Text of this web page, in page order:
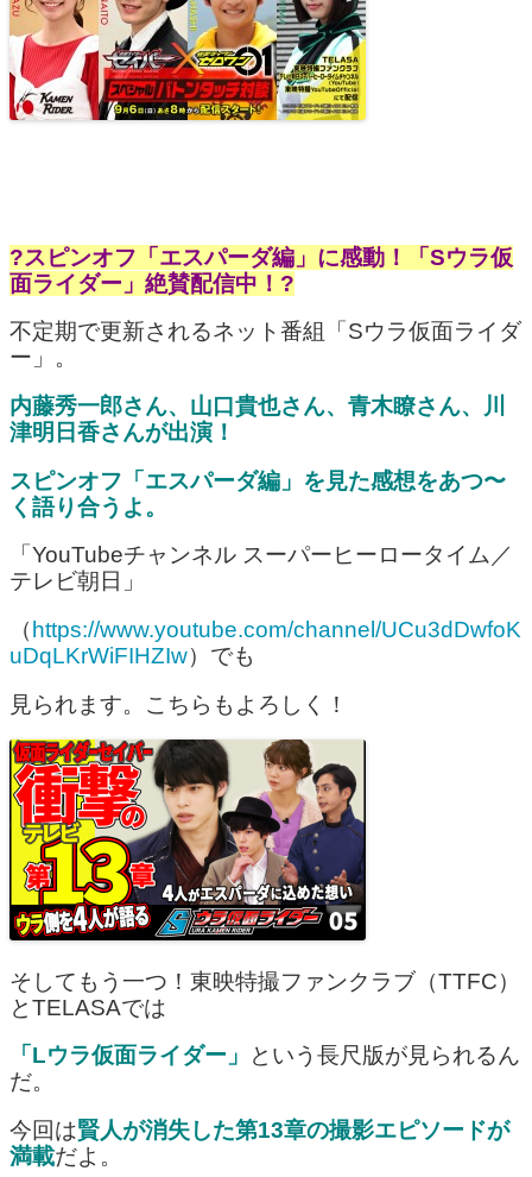
?スピンオフ「エスパーダ編」に感動！「Sウラ仮
面ライダー」絶賛配信中！?
不定期で更新されるネット番組「Sウラ仮面ライダ
ー」。
内藤秀一郎さん、山口貴也さん、青木瞭さん、川
津明日香さんが出演！
スピンオフ「エスパーダ編」を見た感想をあつ〜
く語り合うよ。
「YouTubeチャンネル スーパーヒーロータイム／
テレビ朝日」
（https://www.youtube.com/channel/UCu3dDwfoK
uDqLKrWiFIHZIw）でも
見られます。こちらもよろしく！
そしてもう一つ！東映特撮ファンクラブ（TTFC）
とTELASAでは
「Lウラ仮面ライダー」
という長尺版が見られるん
だ。
今回は賢人が消失した第13章の撮影エピソードが
満載だよ。